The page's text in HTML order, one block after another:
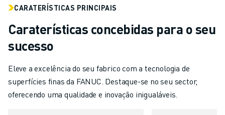
SOLDADURA POR ARCO
RETIFICAÇÃO CNC
FRESAGEM CNC
PERFURAÇÃO E ROSCAGEM A ALTA VELOCIDADE
MOLDAGEM POR INJEÇÃO
CARREGAMENTO DE MÁQUINAS
CARATERÍSTICAS PRINCIPAIS
Caraterísticas concebidas para o seu
sucesso
Eleve a excelência do seu fabrico com a tecnologia de
superfícies finas da FANUC. Destaque-se no seu sector,
oferecendo uma qualidade e inovação inigualáveis.